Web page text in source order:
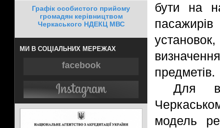
Графік особистого прийому
громадян керівництвом
Черкаського НДЕКЦ МВС
МИ В СОЦІАЛЬНИХ МЕРЕЖАХ
facebook
бути на
предметів.
Для
модель